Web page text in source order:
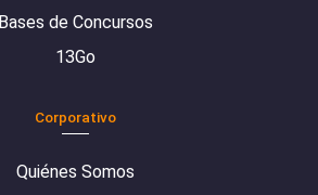
Bases de Concursos
13Go
Corporativo
Quiénes Somos